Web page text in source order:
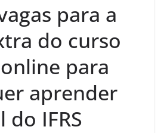
para a
do curso
para
aprender
do IFRS